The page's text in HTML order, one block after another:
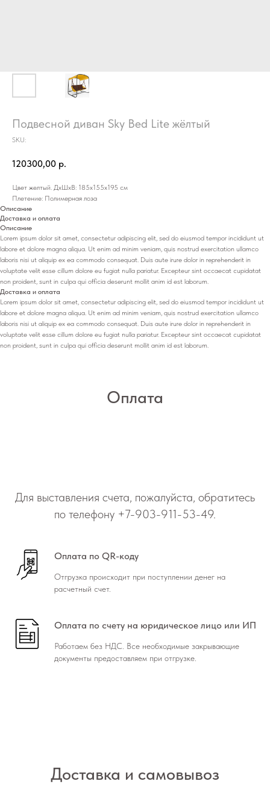
Подвесной диван Sky Bed Lite жёлтый
SKU:
120300,00 р.
Цвет желтый. ДхШхВ: 185х155х195 см
Плетение: Полимерная лоза
Описание
Доставка и оплата
Описание
Lorem ipsum dolor sit amet, consectetur adipiscing elit, sed do eiusmod tempor incididunt ut
labore et dolore magna aliqua. Ut enim ad minim veniam, quis nostrud exercitation ullamco
laboris nisi ut aliquip ex ea commodo consequat. Duis aute irure dolor in reprehenderit in
voluptate velit esse cillum dolore eu fugiat nulla pariatur. Excepteur sint occaecat cupidatat
non proident, sunt in culpa qui officia deserunt mollit anim id est laborum.
Доставка и оплата
Lorem ipsum dolor sit amet, consectetur adipiscing elit, sed do eiusmod tempor incididunt ut
labore et dolore magna aliqua. Ut enim ad minim veniam, quis nostrud exercitation ullamco
laboris nisi ut aliquip ex ea commodo consequat. Duis aute irure dolor in reprehenderit in
voluptate velit esse cillum dolore eu fugiat nulla pariatur. Excepteur sint occaecat cupidatat
non proident, sunt in culpa qui officia deserunt mollit anim id est laborum.
Оплата
Для выставления счета, пожалуйста, обратитесь
по телефону +7-903-911-53-49.
Оплата по QR-коду
Отгрузка происходит при поступлении денег на
расчетный счет.
Оплата по счету на юридическое лицо или ИП
Работаем без НДС. Все необходимые закрывающие
документы предоставляем при отгрузке.
Доставка и самовывоз